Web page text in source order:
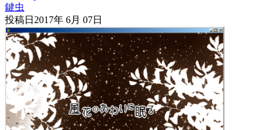
鍵虫
投稿日 2017年 6月 07日